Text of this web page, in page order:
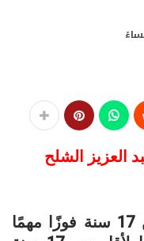
العزيز الشلح
حقق منتخب المغرب لأقل من 17 سنة فوزًا مهمًا